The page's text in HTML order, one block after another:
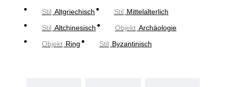
Stil Altgriechisch Stil Mittelalterlich
Stil Altchinesisch Objekt Archäologie
Objekt Ring Stil Byzantinisch